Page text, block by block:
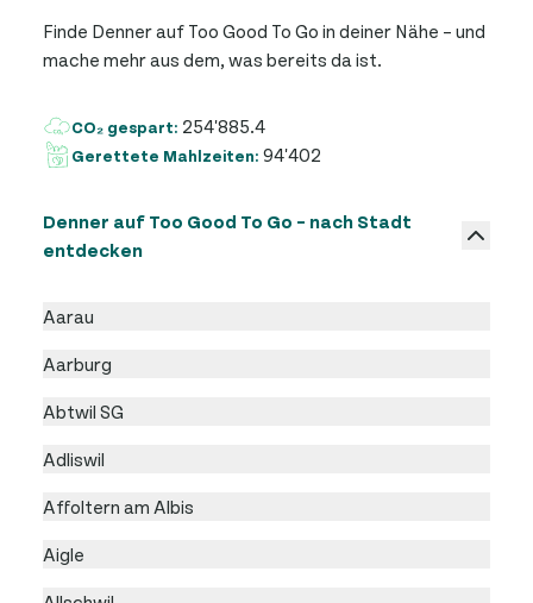
Finde Denner auf Too Good To Go in deiner Nähe – und
mache mehr aus dem, was bereits da ist.
CO₂ gespart: 254'885.4
Gerettete Mahlzeiten: 94'402
Denner auf Too Good To Go – nach Stadt
entdecken
Aarau
Aarburg
Abtwil SG
Adliswil
Affoltern am Albis
Aigle